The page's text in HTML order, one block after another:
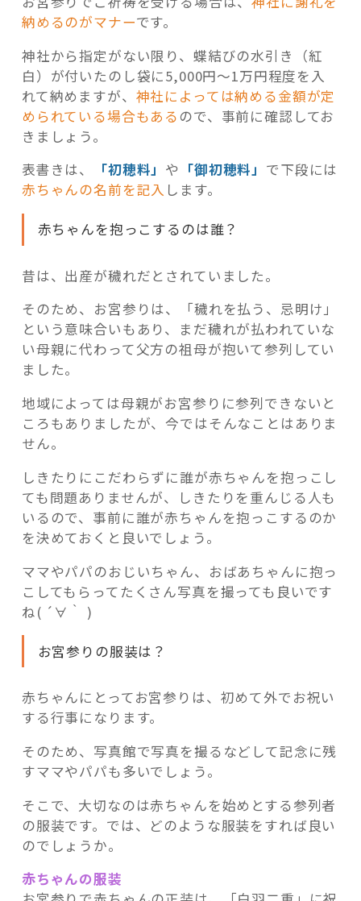
納めるのがマナーです。
神社から指定がない限り、蝶結びの水引き（紅
白）が付いたのし袋に5,000円～1万円程度を入
れて納めますが、 神社によっては納める金額が定
められている場合もある ので、事前に確認してお
きましょう。
表書きは、
「初穂料」 や 「御初穂料」 で下段には
赤ちゃんの名前を記入 します。
赤ちゃんを抱っこするのは誰？
昔は、出産が穢れだとされていました。
そのため、お宮参りは、「穢れを払う、忌明け」
という意味合いもあり、まだ穢れが払われていな
い母親に代わって父方の祖母が抱いて参列してい
ました。
地域によっては母親がお宮参りに参列できないと
ころもありましたが、今ではそんなことはありま
せん。
しきたりにこだわらずに誰が赤ちゃんを抱っこし
ても問題ありませんが、しきたりを重んじる人も
いるので、事前に誰が赤ちゃんを抱っこするのか
を決めておくと良いでしょう。
ママやパパのおじいちゃん、おばあちゃんに抱っ
こしてもらってたくさん写真を撮っても良いです
ね( ´∀｀ )
お宮参りの服装は？
赤ちゃんにとってお宮参りは、初めて外でお祝い
する行事になります。
そのため、写真館で写真を撮るなどして記念に残
すママやパパも多いでしょう。
そこで、大切なのは赤ちゃんを始めとする参列者
の服装です。では、どのような服装をすれば良い
のでしょうか。
赤ちゃんの服装